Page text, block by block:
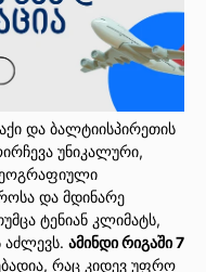
და ბალტიისპირეთის
უნიკალური,
და მდინარე
ტენიან კლიმატს,
აძლევს. ამინდი რიგაში 7
რაც კიდევ უფრო